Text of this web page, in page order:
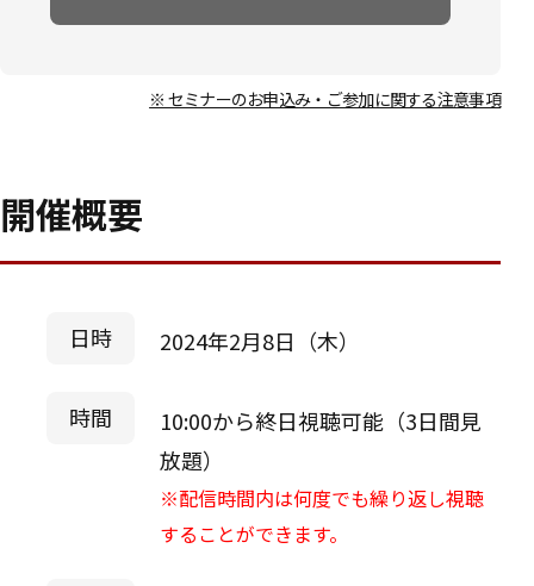
※ セミナーのお申込み・ご参加に関する注意事項
開催概要
日時 2024年2月8日（木）
時間
10:00から終日視聴可能（3日間見
放題）
※配信時間内は何度でも繰り返し視聴
することができます。